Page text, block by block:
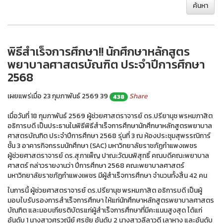
ค้นหา
พิธีสำเร็จการศึกษา!! นักศึกษาหลักสูตร
พยาบาลศาสตรบัณฑิต ประจำปีการศึกษา
2568
เผยแพร่เมื่อ 23 กุมภาพันธ์ 256939 438
Share
เมื่อวันที่ 18 กุมภาพันธ์ 2569 ผู้ช่วยศาสตราจารย์ ดร.ปรียานุช พรหมภาสิต
อธิการบดี เป็นประธานในพิธีพิธีสำเร็จการศึกษานักศึกษาหลักสูตรพยาบาล
ศาสตรบัณฑิต ประจำปีการศึกษา 2568 รุ่นที่ 3 ณ ห้องประชุมสุพรรณิการ์
ชั้น 3 อาคารกิจกรรมนักศึกษา (SAC) มหาวิทยาลัยราชภัฏกำแพงเพชร
ผู้ช่วยศาสตราจารย์ ดร.สุภาเพ็ญ ปาณะวัฒนพิสุทธิ์ คณบดีคณะพยาบาล
ศาสตร์ กล่าวรายงานว่า ปีการศึกษา 2568 คณะพยาบาลศาสตร์
มหาวิทยาลัยราชภัฏกำแพงเพชร มีผู้สำเร็จการศึกษา จำนวนทั้งสิ้น 42 คน
ในการนี้ ผู้ช่วยศาสตราจารย์ ดร.ปรียานุช พรหมภาสิต อธิการบดี เป็นผู้
มอบใบรับรองการสำเร็จการศึกษา ให้แก่นักศึกษาหลักสูตรพยาบาลศาสตร
บัณฑิต และมอบเกียรติบัตรแก่ผู้สำเร็จการศึกษาที่มีคะแนนสูงสุด ได้แก่
อันดับ 1 นางสาวศรวณีย์ ศรชัย อันดับ 2 นางสาวลีลาวดี เลาหาง และอันดับ